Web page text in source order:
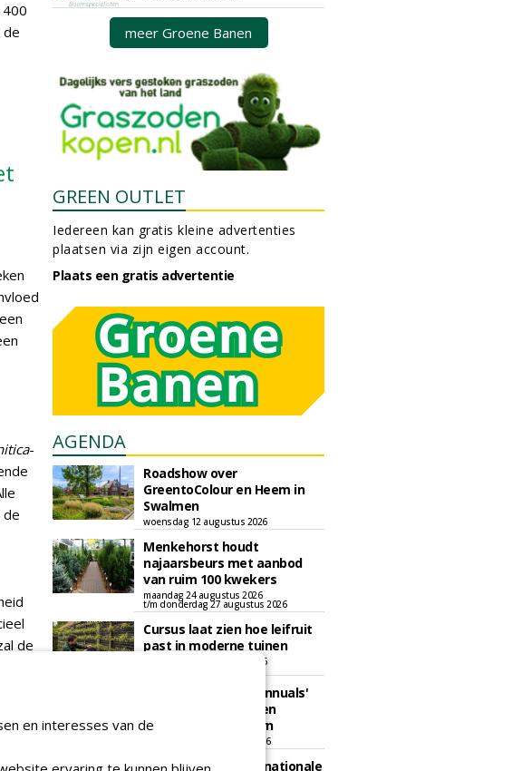
de
-
de
de
meer Groene Banen
GREEN OUTLET
Iedereen kan gratis kleine advertenties
plaatsen via zijn eigen account.
Plaats een gratis advertentie
AGENDA
Roadshow over
GreentoColour en Heem in
Swalmen
woensdag 12 augustus 2026
Menkehorst houdt
najaarsbeurs met aanbod
van ruim 100 kwekers
maandag 24 augustus 2026
t/m donderdag 27 augustus 2026
Cursus laat zien hoe leifruit
past in moderne tuinen
woensdag 26 augustus 2026
Vakdag 'All About Annuals'
zet eenjarige planten
centraal in Appeltern
donderdag 27 augustus 2026
GaLaBau 2026: internationale
en interesses van de